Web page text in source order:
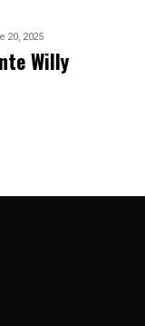
20, 2025
Willy